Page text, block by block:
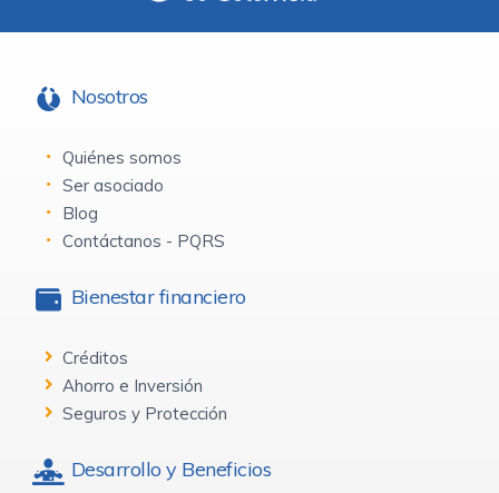
Nosotros
Quiénes somos
Ser asociado
Blog
Contáctanos - PQRS
Bienestar financiero
Créditos
Ahorro e Inversión
Seguros y Protección
Desarrollo y Beneficios